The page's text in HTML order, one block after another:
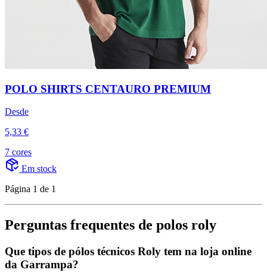
POLO SHIRTS CENTAURO PREMIUM
Desde
5,33 €
7 cores
Em stock
Página 1 de 1
Perguntas frequentes de polos roly
Que tipos de pólos técnicos Roly tem na loja online
da Garrampa?